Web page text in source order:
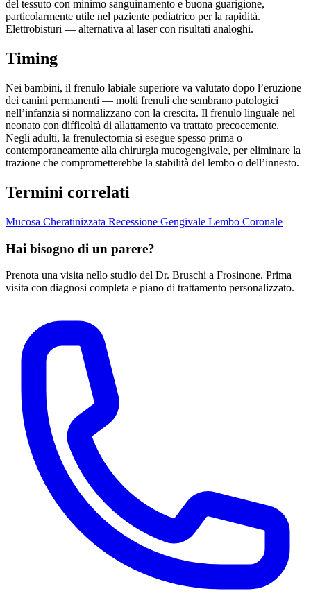
del tessuto con minimo sanguinamento e buona guarigione,
particolarmente utile nel paziente pediatrico per la rapidità.
Elettrobisturi — alternativa al laser con risultati analoghi.
Timing
Nei bambini, il frenulo labiale superiore va valutato dopo l’eruzione
dei canini permanenti — molti frenuli che sembrano patologici
nell’infanzia si normalizzano con la crescita. Il frenulo linguale nel
neonato con difficoltà di allattamento va trattato precocemente.
Negli adulti, la frenulectomia si esegue spesso prima o
contemporaneamente alla chirurgia mucogengivale, per eliminare la
trazione che comprometterebbe la stabilità del lembo o dell’innesto.
Termini correlati
Mucosa Cheratinizzata Recessione Gengivale Lembo Coronale
Hai bisogno di un parere?
Prenota una visita nello studio del Dr. Bruschi a Frosinone. Prima
visita con diagnosi completa e piano di trattamento personalizzato.